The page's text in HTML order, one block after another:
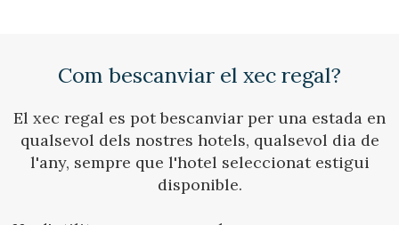
Com bescanviar el xec regal?
El xec regal es pot bescanviar per una estada en
qualsevol dels nostres hotels, qualsevol dia de
l'any, sempre que l'hotel seleccionat estigui
disponible.